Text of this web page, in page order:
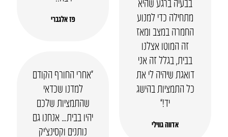
פז אלגברי
מתחילה כדי למנוע
החמרה במצב ומאז
זה המוטו אצלנו
בבית, בגלל זה אני
דואגת שיהיה לי את
כל התמציות בהישג
יד!”
אדווה גווילי
“אחרי החורף הקודם
למדנו שכדאי
שהתמציות שלכם
יהיו בבית… אנחנו גם
נותנים וקסינצ’יק